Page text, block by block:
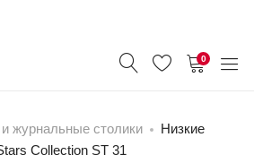
0
журнальные столики
Низкие
Collection ST 31